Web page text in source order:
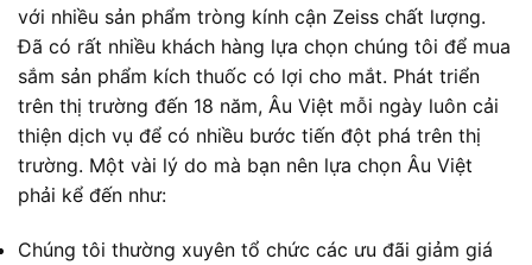
với nhiều sản phẩm tròng kính cận Zeiss chất lượng.
Đã có rất nhiều khách hàng lựa chọn chúng tôi để mua
sắm sản phẩm kích thuốc có lợi cho mắt. Phát triển
trên thị trường đến 18 năm, Âu Việt mỗi ngày luôn cải
thiện dịch vụ để có nhiều bước tiến đột phá trên thị
trường. Một vài lý do mà bạn nên lựa chọn Âu Việt
phải kể đến như:
Chúng tôi thường xuyên tổ chức các ưu đãi giảm giá